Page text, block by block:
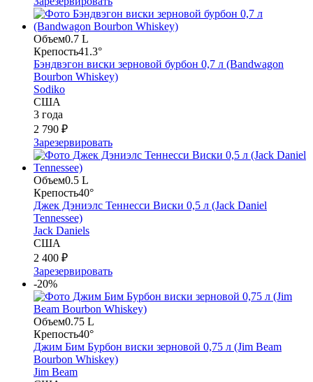
Объем0.7 L
Крепость41.3°
Бэндвэгон виски зерновой бурбон 0,7 л (Bandwagon
Bourbon Whiskey)
Sodiko
США
3 года
2 790 ₽
Зарезервировать
Объем0.5 L
Крепость40°
Джек Дэниэлс Теннесси Виски 0,5 л (Jack Daniel
Tennessee)
Jack Daniels
США
2 400 ₽
Зарезервировать
-20%
Объем0.75 L
Крепость40°
Джим Бим Бурбон виски зерновой 0,75 л (Jim Beam
Bourbon Whiskey)
Jim Beam